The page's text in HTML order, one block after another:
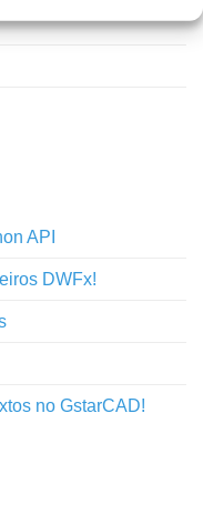
API
DWFx!
no GstarCAD!